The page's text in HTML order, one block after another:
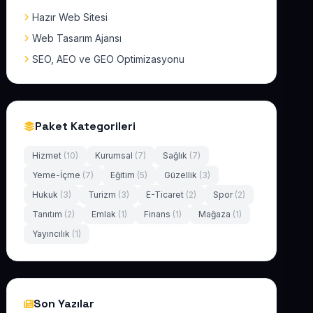
Hazır Web Sitesi
Web Tasarım Ajansı
SEO, AEO ve GEO Optimizasyonu
Paket Kategorileri
Hizmet (10) Kurumsal (7) Sağlık (7)
Yeme-İçme (7) Eğitim (5) Güzellik (3)
Hukuk (3) Turizm (3) E-Ticaret (2) Spor (2)
Tanıtım (2) Emlak (1) Finans (1) Mağaza (1)
Yayıncılık (1)
Son Yazılar